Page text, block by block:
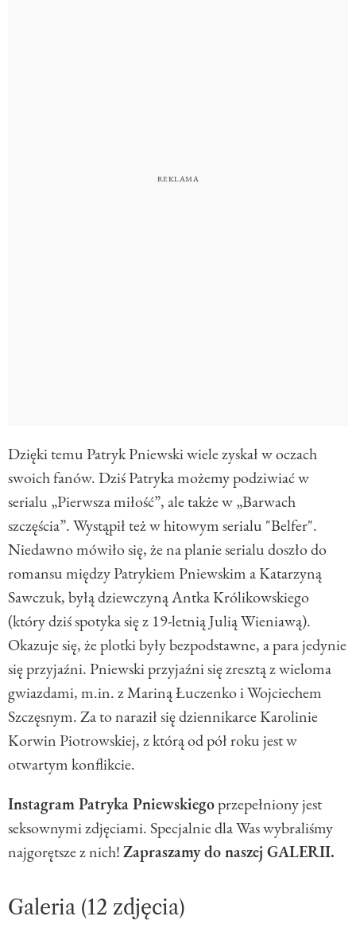
Dzięki temu Patryk Pniewski wiele zyskał w oczach
swoich fanów. Dziś Patryka możemy podziwiać w
serialu „Pierwsza miłość”, ale także w „Barwach
szczęścia”. Wystąpił też w hitowym serialu "Belfer".
Niedawno mówiło się, że na planie serialu doszło do
romansu między Patrykiem Pniewskim a Katarzyną
Sawczuk, byłą dziewczyną Antka Królikowskiego
(który dziś spotyka się z 19-letnią Julią Wieniawą).
Okazuje się, że plotki były bezpodstawne, a para jedynie
się przyjaźni. Pniewski przyjaźni się zresztą z wieloma
gwiazdami, m.in. z Mariną Łuczenko i Wojciechem
Szczęsnym. Za to naraził się dziennikarce Karolinie
Korwin Piotrowskiej, z którą od pół roku jest w
otwartym konflikcie.
Instagram Patryka Pniewskiegoprzepełniony jest
seksownymi zdjęciami. Specjalnie dla Was wybraliśmy
najgorętsze z nich!Zapraszamy do naszej GALERII.
Galeria (12 zdjęcia)